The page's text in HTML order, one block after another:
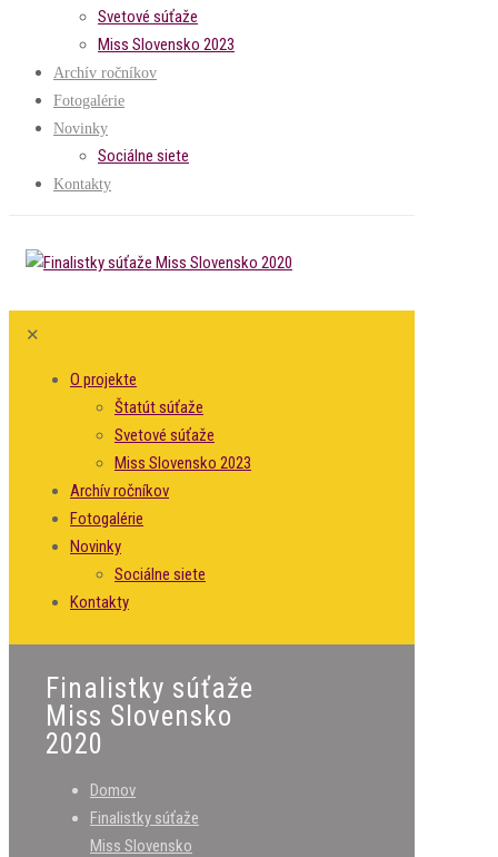
Svetové súťaže
Miss Slovensko 2023
Archív ročníkov
Fotogalérie
Novinky
Sociálne siete
Kontakty
✕
O projekte
Štatút súťaže
Svetové súťaže
Miss Slovensko 2023
Archív ročníkov
Fotogalérie
Novinky
Sociálne siete
Kontakty
Finalistky súťaže
Miss Slovensko
2020
Domov
Finalistky súťaže
Miss Slovensko